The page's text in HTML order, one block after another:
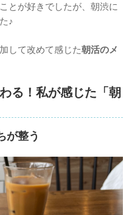
とが好きでしたが、朝渋に
♪
して改めて感じた朝活のメ
る！私が感じた「朝
が整う